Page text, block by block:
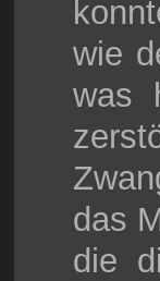
wie
was
das
die